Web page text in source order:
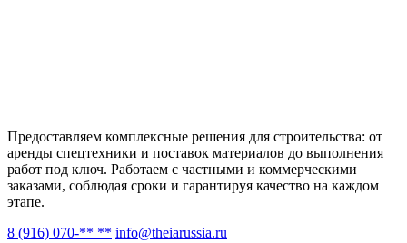
Предоставляем комплексные решения для строительства: от
аренды спецтехники и поставок материалов до выполнения
работ под ключ. Работаем с частными и коммерческими
заказами, соблюдая сроки и гарантируя качество на каждом
этапе.
8 (916) 070-** ** info@theiarussia.ru